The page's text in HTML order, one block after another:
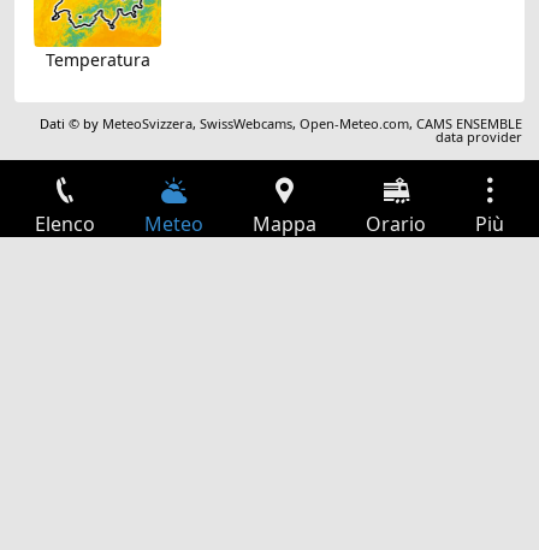
Temperatura
Dati © by MeteoSvizzera,SwissWebcams,Open-Meteo.com,CAMS ENSEMBLE
data provider
Elenco Meteo Mappa Orario Più